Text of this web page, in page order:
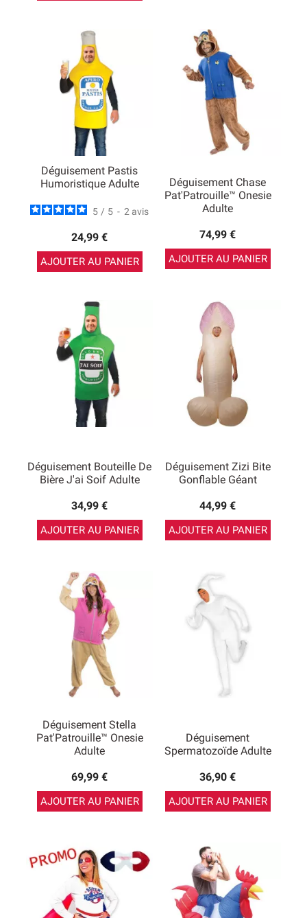
Déguisement Pastis
Humoristique Adulte
5 / 5 - 2 avis
24,99 €
AJOUTER AU PANIER
Déguisement Chase
Pat'Patrouille™ Onesie
Adulte
74,99 €
AJOUTER AU PANIER
Déguisement Bouteille De
Bière J'ai Soif Adulte
34,99 €
AJOUTER AU PANIER
Déguisement Zizi Bite
Gonflable Géant
44,99 €
AJOUTER AU PANIER
Déguisement Stella
Pat'Patrouille™ Onesie
Adulte
69,99 €
AJOUTER AU PANIER
Déguisement
Spermatozoïde Adulte
36,90 €
AJOUTER AU PANIER